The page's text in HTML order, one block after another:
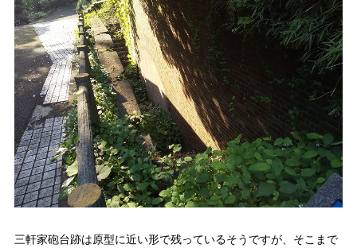
三軒家砲台跡は原型に近い形で残っているそうですが、そこまで